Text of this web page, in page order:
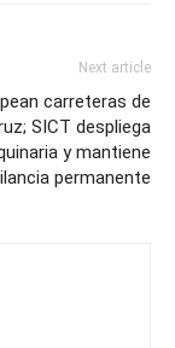
Next article
carreteras de
SICT despliega
y mantiene
permanente